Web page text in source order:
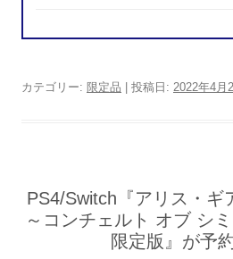
カテゴリー: 限定品 | 投稿日: 2022年4月
PS4/Switch『アリス・
～コンチェルト オブ シ
限定版』が予